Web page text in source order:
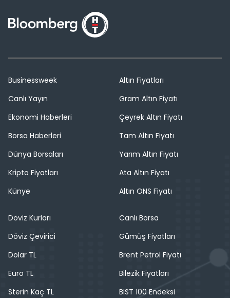
Businessweek
Canlı Yayın
Ekonomi Haberleri
Borsa Haberleri
Dünya Borsaları
Kripto Fiyatları
Künye
Altın Fiyatları
Gram Altın Fiyatı
Çeyrek Altın Fiyatı
Tam Altın Fiyatı
Yarım Altın Fiyatı
Ata Altın Fiyatı
Altın ONS Fiyatı
Döviz Kurları
Döviz Çevirici
Dolar TL
Euro TL
Sterin Kaç TL
Canlı Borsa
Gümüş Fiyatları
Brent Petrol Fiyatı
Bilezik Fiyatları
BIST 100 Endeksi